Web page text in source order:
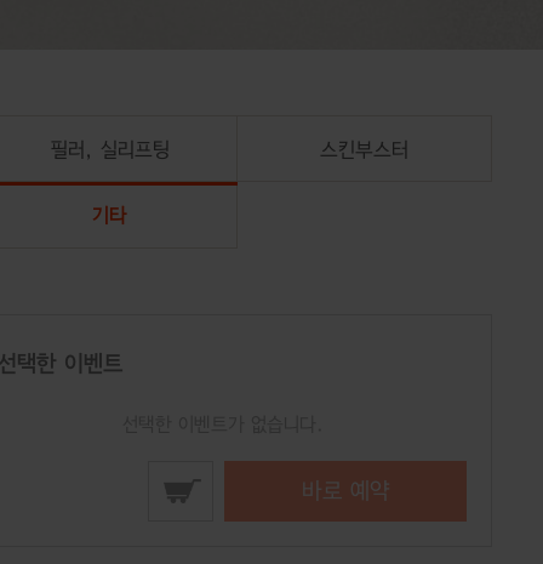
필러, 실리프팅 스킨부스터
기타
택한 이벤트
바로 예약